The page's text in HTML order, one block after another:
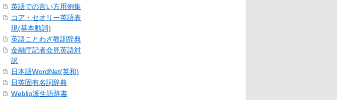
英語での言い方用例集
コア・セオリー英語表
現(基本動詞)
英語ことわざ教訓辞典
金融庁記者会見英語対
訳
日本語WordNet(英和)
日英固有名詞辞典
Weblio派生語辞書